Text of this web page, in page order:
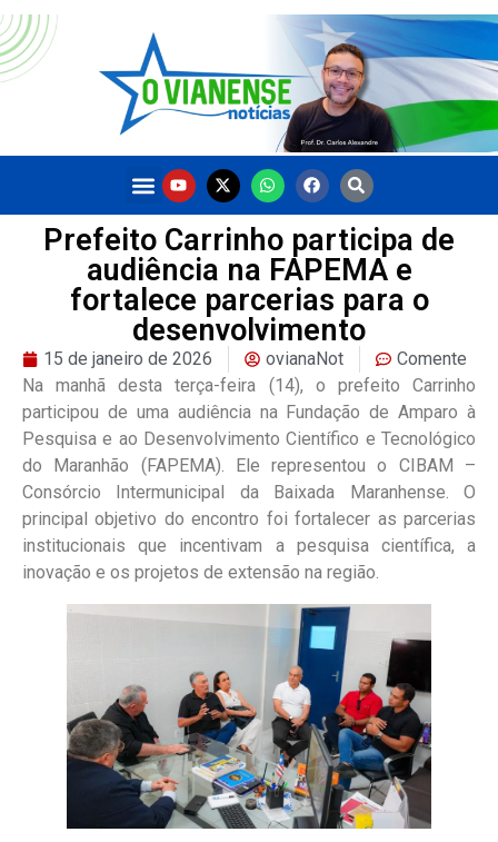
Prefeito Carrinho participa de
audiência na FAPEMA e
fortalece parcerias para o
desenvolvimento
15 de janeiro de 2026 ovianaNot
Comente
Na manhã desta terça-feira (14), o prefeito Carrinho
participou de uma audiência na Fundação de Amparo à
Pesquisa e ao Desenvolvimento Científico e Tecnológico
do Maranhão (FAPEMA). Ele representou o CIBAM –
Consórcio Intermunicipal da Baixada Maranhense. O
principal objetivo do encontro foi fortalecer as parcerias
institucionais que incentivam a pesquisa científica, a
inovação e os projetos de extensão na região.